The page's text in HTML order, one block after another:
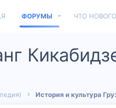
ФОРУМЫ ЧТО
История и культура